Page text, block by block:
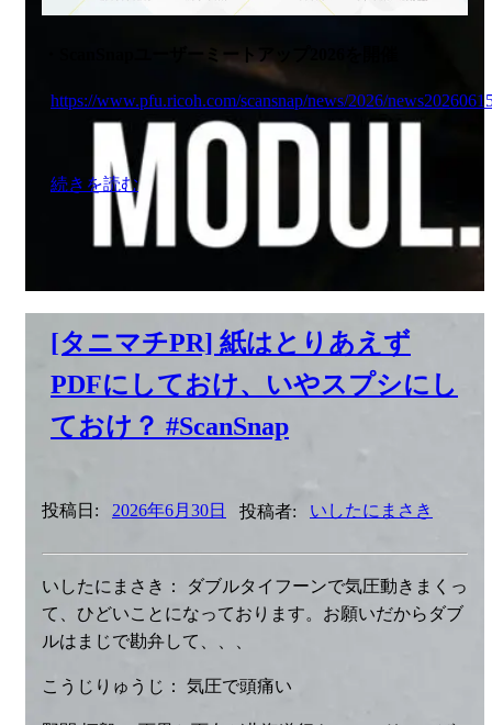
・ScanSnapユーザーミートアップ2026を開催
https://www.pfu.ricoh.com/scansnap/news/2026/
続きを読む
[タニマチPR] 紙はとりあえず
PDFにしておけ、いやスプシにし
ておけ？ #ScanSnap
投稿日: 2026年6月30日 投稿者: いしたにまさき
いしたにまさき： ダブルタイフーンで気圧動きまくっ
て、ひどいことになっております。お願いだからダブ
ルはまじで勘弁して、、、
こうじりゅうじ： 気圧で頭痛い